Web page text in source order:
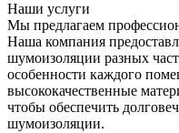
Наши услуги
Мы предлагаем
Наша компания
шумоизоляции разных
особенности каждого
высококачественные
чтобы обеспечить
шумоизоляции.